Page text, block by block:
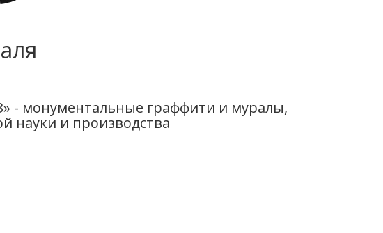
- монументальные граффити и муралы,
науки и производства